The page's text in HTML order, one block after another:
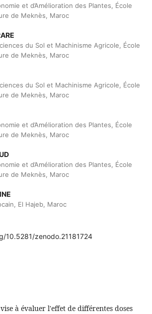
et d’Amélioration des Plantes, École
de Meknès, Maroc
du Sol et Machinisme Agricole, École
de Meknès, Maroc
du Sol et Machinisme Agricole, École
de Meknès, Maroc
et d’Amélioration des Plantes, École
de Meknès, Maroc
et d’Amélioration des Plantes, École
de Meknès, Maroc
El Hajeb, Maroc
10.5281/zenodo.21181724
à évaluer l'effet de différentes doses